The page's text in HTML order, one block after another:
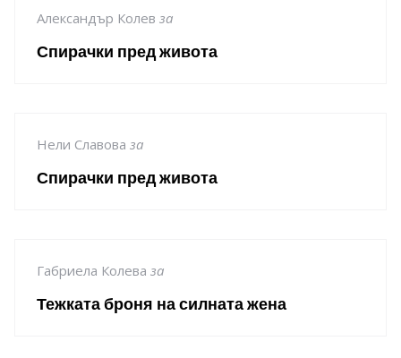
Александър Колев за
Спирачки пред живота
Нели Славова за
Спирачки пред живота
Габриела Колева за
Тежката броня на силната жена